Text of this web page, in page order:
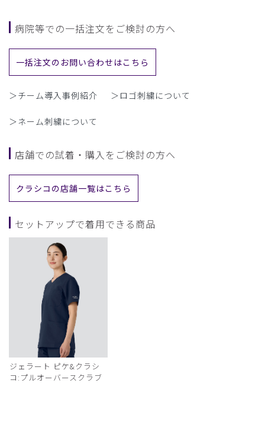
病院等での一括注文をご検討の方へ
一括注文のお問い合わせはこちら
＞チーム導入事例紹介 ＞ロゴ刺繍について
＞ネーム刺繍について
店舗での試着・購入をご検討の方へ
クラシコの店舗一覧はこちら
セットアップで着用できる商品
ジェラート ピケ&クラシ
コ:プルオーバースクラブ